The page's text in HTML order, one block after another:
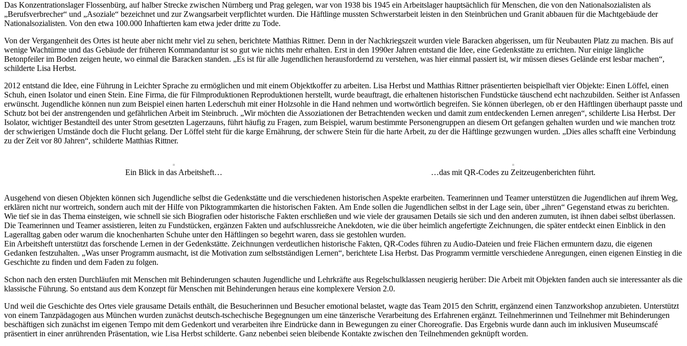
Das Konzentrationslager Flossenbürg, auf halber Strecke zwischen Nürnberg und Prag gelegen, war von 1938 bis 1945 ein Arbeitslager hauptsächlich für Menschen, die von den Nationalsozialisten als
„Berufsverbrecher“ und „Asoziale“ bezeichnet und zur Zwangsarbeit verpflichtet wurden. Die Häftlinge mussten Schwerstarbeit leisten in den Steinbrüchen und Granit abbauen für die Machtgebäude der
Nationalsozialisten. Von den etwa 100.000 Inhaftierten kam etwa jeder dritte zu Tode.
Von der Vergangenheit des Ortes ist heute aber nicht mehr viel zu sehen, berichtete Matthias Rittner. Denn in der Nachkriegszeit wurden viele Baracken abgerissen, um für Neubauten Platz zu machen. Bis auf
wenige Wachtürme und das Gebäude der früheren Kommandantur ist so gut wie nichts mehr erhalten. Erst in den 1990er Jahren entstand die Idee, eine Gedenkstätte zu errichten. Nur einige längliche
Betonpfeiler im Boden zeigen heute, wo einmal die Baracken standen. „Es ist für alle Jugendlichen herausfordernd zu verstehen, was hier einmal passiert ist, wir müssen dieses Gelände erst lesbar machen“,
schilderte Lisa Herbst.
2012 entstand die Idee, eine Führung in Leichter Sprache zu ermöglichen und mit einem Objektkoffer zu arbeiten. Lisa Herbst und Matthias Rittner präsentierten beispielhaft vier Objekte: Einen Löffel, einen
Schuh, einen Isolator und einen Stein. Eine Firma, die für Filmproduktionen Reproduktionen herstellt, wurde beauftragt, die erhaltenen historischen Fundstücke täuschend echt nachzubilden. Seither ist Anfassen
erwünscht. Jugendliche können nun zum Beispiel einen harten Lederschuh mit einer Holzsohle in die Hand nehmen und wortwörtlich begreifen. Sie können überlegen, ob er den Häftlingen überhaupt passte und
Schutz bot bei der anstrengenden und gefährlichen Arbeit im Steinbruch. „Wir möchten die Assoziationen der Betrachtenden wecken und damit zum entdeckenden Lernen anregen“, schilderte Lisa Herbst. Der
Isolator, wichtiger Bestandteil des unter Strom gesetzten Lagerzauns, führt häufig zu Fragen, zum Beispiel, warum bestimmte Personengruppen an diesem Ort gefangen gehalten wurden und wie manchen trotz
der schwierigen Umstände doch die Flucht gelang. Der Löffel steht für die karge Ernährung, der schwere Stein für die harte Arbeit, zu der die Häftlinge gezwungen wurden. „Dies alles schafft eine Verbindung
zu der Zeit vor 80 Jahren“, schilderte Matthias Rittner.
Ein Blick in das Arbeitsheft… …das mit QR-Codes zu Zeitzeugenberichten führt.
Ausgehend von diesen Objekten können sich Jugendliche selbst die Gedenkstätte und die verschiedenen historischen Aspekte erarbeiten. Teamerinnen und Teamer unterstützen die Jugendlichen auf ihrem Weg,
erklären nicht nur wortreich, sondern auch mit der Hilfe von Piktogrammkarten die historischen Fakten. Am Ende sollen die Jugendlichen selbst in der Lage sein, über „ihren“ Gegenstand etwas zu berichten.
Wie tief sie in das Thema einsteigen, wie schnell sie sich Biografien oder historische Fakten erschließen und wie viele der grausamen Details sie sich und den anderen zumuten, ist ihnen dabei selbst überlassen.
Die Teamerinnen und Teamer assistieren, leiten zu Fundstücken, ergänzen Fakten und aufschlussreiche Anekdoten, wie die über heimlich angefertigte Zeichnungen, die später entdeckt einen Einblick in den
Lageralltag gaben oder warum die knochenharten Schuhe unter den Häftlingen so begehrt waren, dass sie gestohlen wurden.
Ein Arbeitsheft unterstützt das forschende Lernen in der Gedenkstätte. Zeichnungen verdeutlichen historische Fakten, QR-Codes führen zu Audio-Dateien und freie Flächen ermuntern dazu, die eigenen
Gedanken festzuhalten. „Was unser Programm ausmacht, ist die Motivation zum selbstständigen Lernen“, berichtete Lisa Herbst. Das Programm vermittle verschiedene Anregungen, einen eigenen Einstieg in die
Geschichte zu finden und dem Faden zu folgen.
Schon nach den ersten Durchläufen mit Menschen mit Behinderungen schauten Jugendliche und Lehrkräfte aus Regelschulklassen neugierig herüber: Die Arbeit mit Objekten fanden auch sie interessanter als die
klassische Führung. So entstand aus dem Konzept für Menschen mit Behinderungen heraus eine komplexere Version 2.0.
Und weil die Geschichte des Ortes viele grausame Details enthält, die Besucherinnen und Besucher emotional belastet, wagte das Team 2015 den Schritt, ergänzend einen Tanzworkshop anzubieten. Unterstützt
von einem Tanzpädagogen aus München wurden zunächst deutsch-tschechische Begegnungen um eine tänzerische Verarbeitung des Erfahrenen ergänzt. Teilnehmerinnen und Teilnehmer mit Behinderungen
beschäftigen sich zunächst im eigenen Tempo mit dem Gedenkort und verarbeiten ihre Eindrücke dann in Bewegungen zu einer Choreografie. Das Ergebnis wurde dann auch im inklusiven Museumscafé
präsentiert in einer anrührenden Präsentation, wie Lisa Herbst schilderte. Ganz nebenbei seien bleibende Kontakte zwischen den Teilnehmenden geknüpft worden.